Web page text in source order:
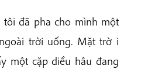
đã pha cho mình một
trời uống. Mặt trờ i
một cặp diều hâu đang